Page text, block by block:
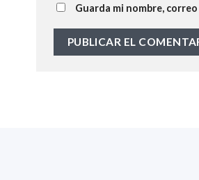
Guarda mi nombre,